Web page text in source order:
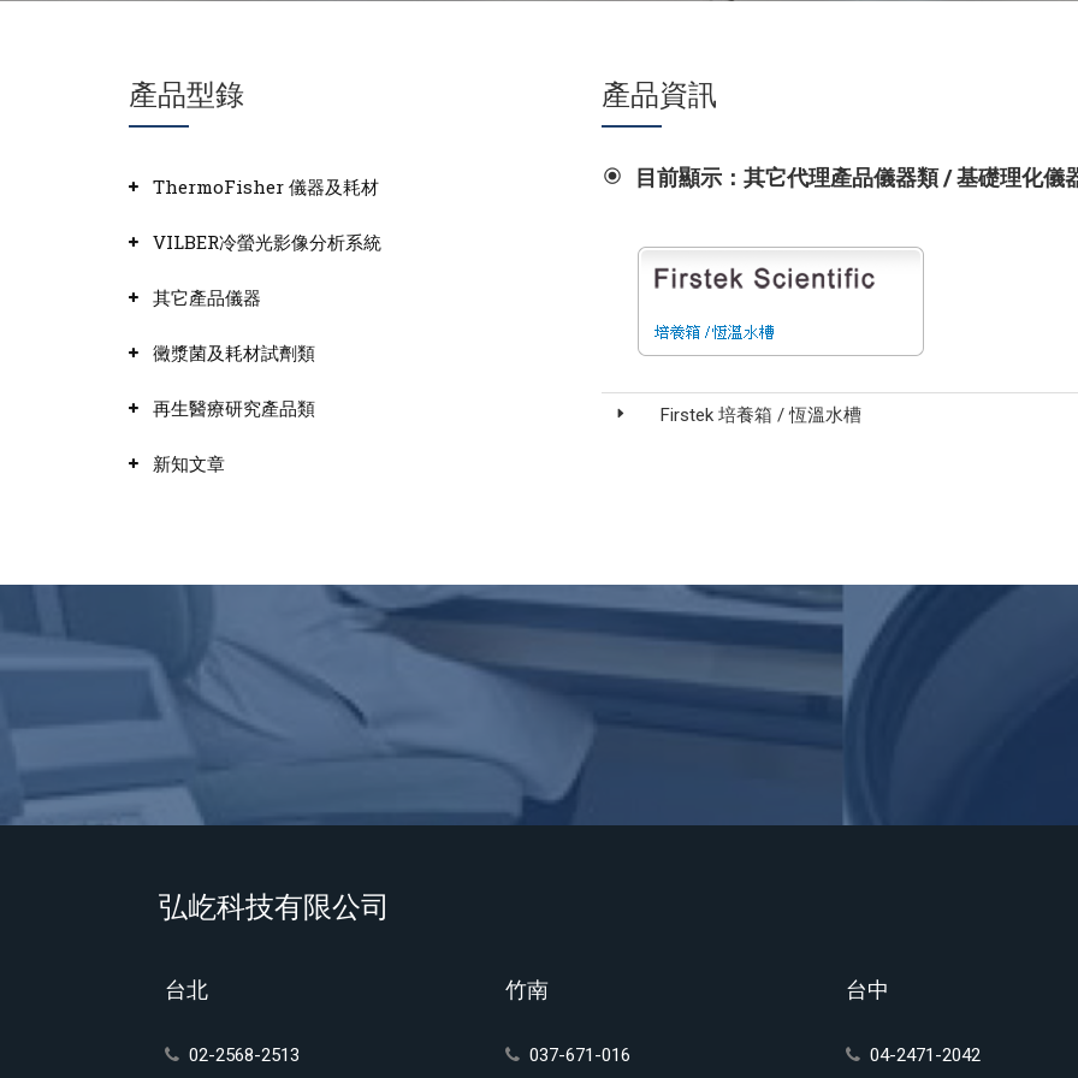
產品型錄
ThermoFisher 儀器及耗材
VILBER冷螢光影像分析系統
其它產品儀器
黴漿菌及耗材試劑類
再生醫療研究產品類
新知文章
產品資訊
目前顯示：其它代理產品儀器類 / 基礎理化儀
Firstek 培養箱 / 恆溫水槽
弘屹科技有限公司
台北
02-2568-2513
竹南
037-671-016
台中
04-2471-2042